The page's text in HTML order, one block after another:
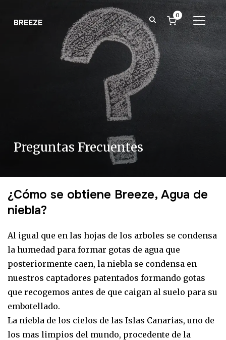
BREEZE
0
Preguntas Frecuentes
¿Cómo se obtiene Breeze, Agua de
niebla?
Al igual que en las hojas de los arboles se condensa
la humedad para formar gotas de agua que
posteriormente caen, la niebla se condensa en
nuestros captadores patentados formando gotas
que recogemos antes de que caigan al suelo para su
embotellado.
La niebla de los cielos de las Islas Canarias, uno de
los mas limpios del mundo, procedente de la